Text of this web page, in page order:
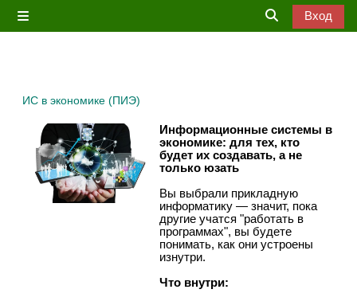
Вход
ИС в экономике (ПИЭ)
Информационные системы в
экономике: для тех, кто
будет их создавать, а не
только юзать
Вы выбрали прикладную
информатику — значит, пока
другие учатся "работать в
программах", вы будете
понимать, как они устроены
изнутри.
Что внутри: